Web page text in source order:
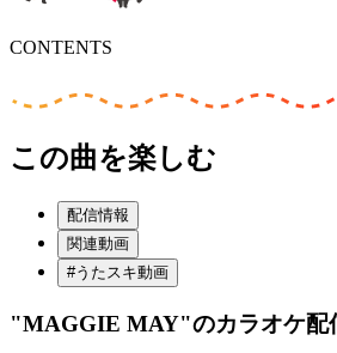
CONTENTS
この曲を楽しむ
配信情報
関連動画
#うたスキ動画
"MAGGIE MAY"のカラオケ配